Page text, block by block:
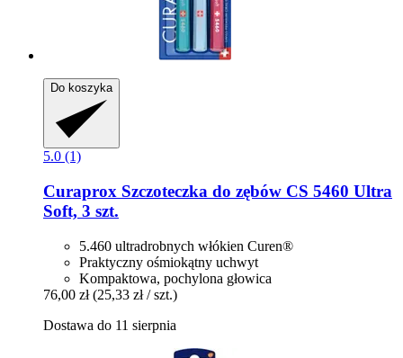
Do koszyka
5.0 (1)
Curaprox Szczoteczka do zębów CS 5460 Ultra
Soft, 3 szt.
5.460 ultradrobnych włókien Curen®
Praktyczny ośmiokątny uchwyt
Kompaktowa, pochylona głowica
76,00 zł (25,33 zł / szt.)
Dostawa do 11 sierpnia